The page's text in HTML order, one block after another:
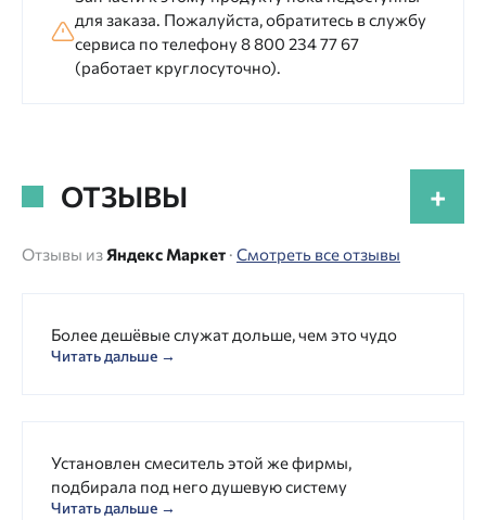
для заказа. Пожалуйста, обратитесь в службу
сервиса по телефону 8 800 234 77 67
(работает круглосуточно).
ОТЗЫВЫ +
Отзывы из Яндекс Маркет · Смотреть все отзывы
Более дешёвые служат дольше, чем это чудо
Читать дальше →
Установлен смеситель этой же фирмы,
подбирала под него душевую систему
Читать дальше →